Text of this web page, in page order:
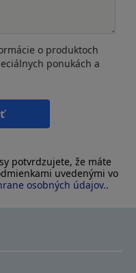
o produktoch
ponukách a
potvrdzujete, že máte
uvedenými vo
osobných údajov..